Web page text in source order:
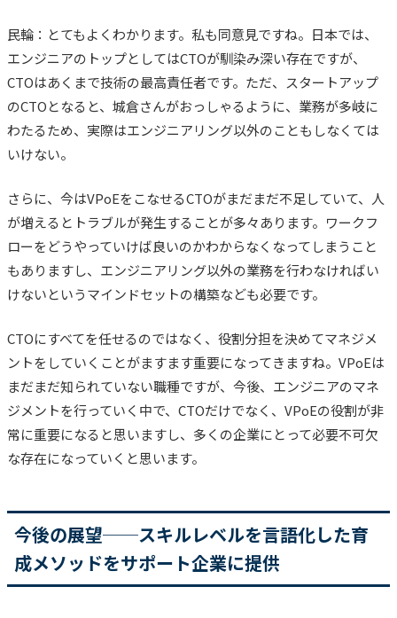
民輪：とてもよくわかります。私も同意見ですね。日本では、
エンジニアのトップとしてはCTOが馴染み深い存在ですが、
CTOはあくまで技術の最高責任者です。ただ、スタートアップ
のCTOとなると、城倉さんがおっしゃるように、業務が多岐に
わたるため、実際はエンジニアリング以外のこともしなくては
いけない。
さらに、今はVPoEをこなせるCTOがまだまだ不足していて、人
が増えるとトラブルが発生することが多々あります。ワークフ
ローをどうやっていけば良いのかわからなくなってしまうこと
もありますし、エンジニアリング以外の業務を行わなければい
けないというマインドセットの構築なども必要です。
CTOにすべてを任せるのではなく、役割分担を決めてマネジメ
ントをしていくことがますます重要になってきますね。VPoEは
まだまだ知られていない職種ですが、今後、エンジニアのマネ
ジメントを行っていく中で、CTOだけでなく、VPoEの役割が非
常に重要になると思いますし、多くの企業にとって必要不可欠
な存在になっていくと思います。
今後の展望──スキルレベルを言語化した育
成メソッドをサポート企業に提供